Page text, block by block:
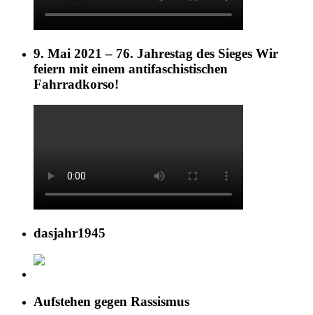
9. Mai 2021 – 76. Jahrestag des Sieges Wir
feiern mit einem antifaschistischen
Fahrradkorso!
dasjahr1945
Aufstehen gegen Rassismus